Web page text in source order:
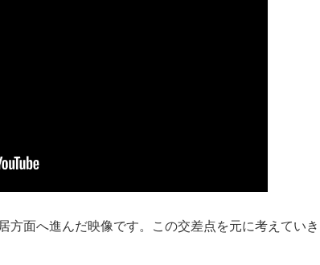
面へ進んだ映像です。この交差点を元に考えていき